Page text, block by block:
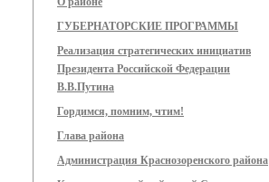
ГУБЕРНАТОРСКИЕ ПРОГРАММЫ
Реализация стратегических инициатив
Президента Российской Федерации
В.В.Путина
Гордимся, помним, чтим!
Глава района
Администрация Краснозоренского района